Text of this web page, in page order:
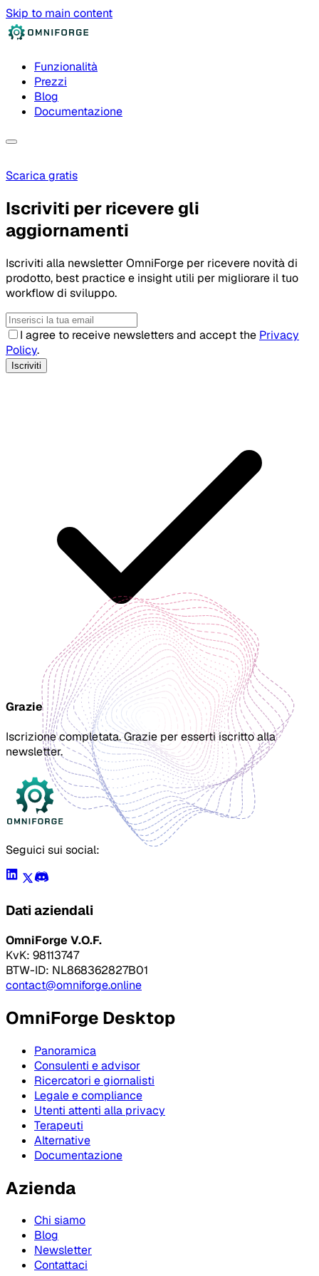
Skip to main content
Funzionalità
Prezzi
Blog
Documentazione
Scarica gratis
Iscriviti per ricevere gli
aggiornamenti
Iscriviti alla newsletter OmniForge per ricevere novità di
prodotto, best practice e insight utili per migliorare il tuo
workflow di sviluppo.
I agree to receive newsletters and accept the Privacy
Policy.
Iscriviti
Grazie
Iscrizione completata. Grazie per esserti iscritto alla
newsletter.
Seguici sui social:
Dati aziendali
OmniForge V.O.F.
KvK: 98113747
BTW-ID: NL868362827B01
contact@omniforge.online
OmniForge Desktop
Panoramica
Consulenti e advisor
Ricercatori e giornalisti
Legale e compliance
Utenti attenti alla privacy
Terapeuti
Alternative
Documentazione
Azienda
Chi siamo
Blog
Newsletter
Contattaci